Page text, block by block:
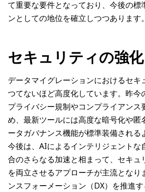
て重要な要件となっており、今後の標
ンとしての地位を確立しつつあります。
セキュリティの強化
データマイグレーションにおけるセキ
つてないほど高度化しています。昨今
プライバシー規制やコンプライアンス
め、最新ツールには高度な暗号化や匿
ータガバナンス機能が標準装備される
今後は、AIによるインテリジェントな
合のさらなる加速と相まって、セキュ
を両立させるアプローチが主流となり
ンスフォーメーション（DX）を推進す